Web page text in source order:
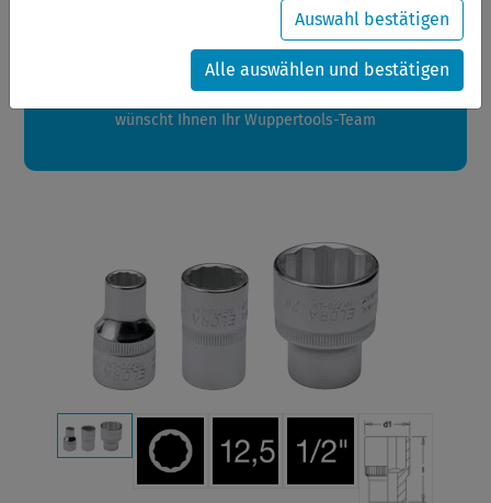
zwischen 28.07.2026 und 21.08.2026 machen auch wir
Ihre Bestellungen in diesem Zeitraum werden ab dem
24.08.2026 verschickt.
wünscht Ihnen Ihr Wuppertools-Team
Auswahl bestätigen
Alle auswählen und bestätigen